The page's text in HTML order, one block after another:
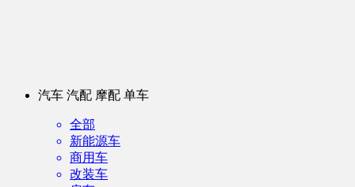
汽车 汽配 摩配 单车
全部
新能源车
商用车
改装车